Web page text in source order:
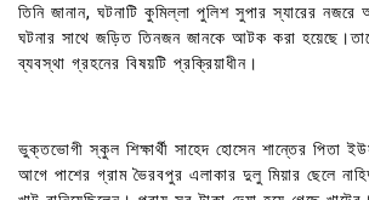
তিনি জানান, ঘটনাটি কুমিল্লা পুলিশ সুপার স্যারের নজরে
ঘটনার সাথে জড়িত তিনজন জানকে আটক করা
ব্যবস্থা গ্রহনের বিষয়টি প্রক্রিয়াধীন।
ভুক্তভোগী স্কুল শিক্ষার্থী সাহেদ হোসেন শান্তের পিতা
আগে পাশের গ্রাম ভৈরবপুর এলাকার দুলু মিয়ার ছেলে